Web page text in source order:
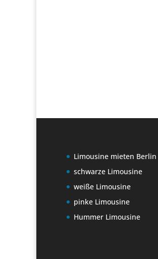
Limousine mieten Berlin
schwarze Limousine
weiße Limousine
pinke Limousine
Hummer Limousine